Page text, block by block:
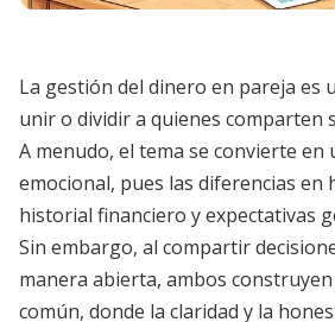
La gestión del dinero en pareja es
unir o dividir a quienes comparten
A menudo, el tema se convierte en
emocional, pues las diferencias en
historial financiero y expectativas
Sin embargo, al compartir
manera abierta, ambos
común, donde la claridad y la